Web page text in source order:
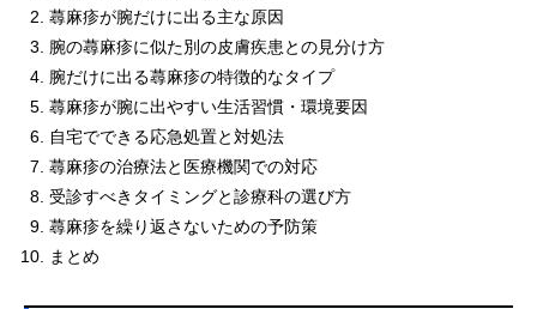
蕁麻疹が腕だけに出る主な原因
腕の蕁麻疹に似た別の皮膚疾患との見分け方
腕だけに出る蕁麻疹の特徴的なタイプ
蕁麻疹が腕に出やすい生活習慣・環境要因
自宅でできる応急処置と対処法
蕁麻疹の治療法と医療機関での対応
受診すべきタイミングと診療科の選び方
蕁麻疹を繰り返さないための予防策
まとめ